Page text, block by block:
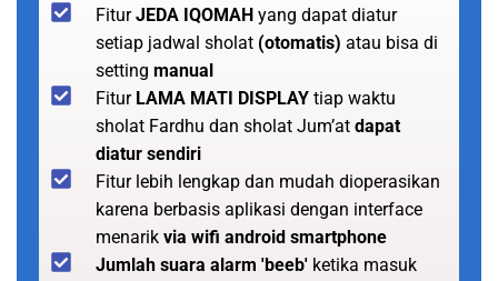
FiturJEDA IQOMAH yang dapat diatur
setiap jadwal sholat (otomatis) atau bisa di
setting manual
Fitur LAMA MATI DISPLAY tiap waktu
sholat Fardhu dan sholat Jum’at dapat
diatur sendiri
Fitur lebih lengkap dan mudah dioperasikan
karena berbasis aplikasi dengan interface
menarik via wifi android smartphone
Jumlah suara alarm 'beeb' ketika masuk